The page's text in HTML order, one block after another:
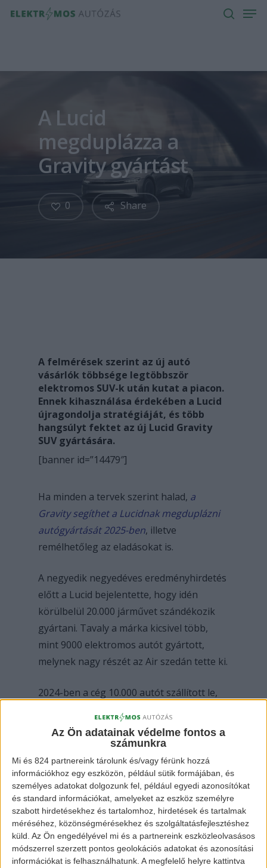
Az Ön adatainak védelme fontos a
számunkra
Mi és 824 partnereink tárolunk és/vagy férünk hozzá
információkhoz egy eszközön, például sütik formájában, és
személyes adatokat dolgozunk fel, például egyedi azonosítókat
és standard információkat, amelyeket az eszköz személyre
szabott hirdetésekhez és tartalomhoz, hirdetések és tartalmak
méréséhez, közönségmérésekhez és szolgáltatásfejlesztéshez
küld. Az Ön engedélyével mi és a partnereink eszközleolvasásos
módszerrel szerzett pontos geolokációs adatokat és azonosítási
információkat is felhasználhatunk. A megfelelő helyre kattintva
Skip
A Lucid
megduplázza a
Gravity gyártást
Share
0
A felmérések szerint az új autó
vásárlók többsége legtöbbször
elektromos SUV-k után kutat a piacon.
Ennek kihasználása érdekében a Lucid
újragondolja stratégiáját, és több
hangsúlyt fektet az új Lucid Gravity
SUV gyártására.
[banner id=”14479″]
Ha minden a tervek szerint halad, a
Gravity segíthet a Lucidnak megduplázni
autógyártását 2025-ben, illetve
remélhetőleg az eladásokat is.
A negyedik negyedéves eredményhirdetés
előtt a Lucid bejelentette, hogy idén
körülbelül 20.000 járművet szándékozik
gyártani. Tavaly a márka kicsivel több,
mint 9000 elektromos autót gyártott,
melynek nagy részét az Air szedán tette ki.
2024-ben a cég 10.000 autót szállított le,
előző évhez képest. Az első Gravity
modelleket tavaly decemberben adták át
az alkalmazottaknak, és a jármű
Kanadában és Szaúd-Arábiában is
elérhetővé vált.